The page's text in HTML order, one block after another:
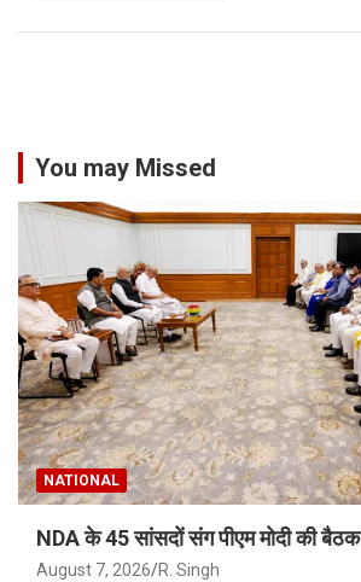
You may Missed
NATIONAL
NDA के 45 सांसदों संग पीएम मोदी की बैठक
August 7, 2026 R. Singh